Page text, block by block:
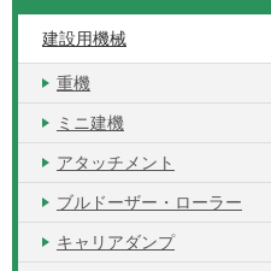
建設用機械
重機
ミニ建機
アタッチメント
ブルドーザー・ローラー
キャリアダンプ